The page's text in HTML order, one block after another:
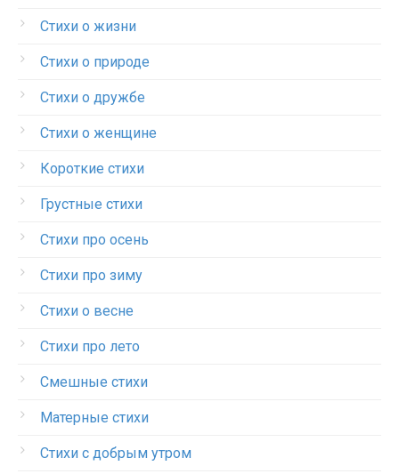
Стихи о жизни
Стихи о природе
Стихи о дружбе
Стихи о женщине
Короткие стихи
Грустные стихи
Стихи про осень
Стихи про зиму
Стихи о весне
Стихи про лето
Смешные стихи
Матерные стихи
Стихи с добрым утром